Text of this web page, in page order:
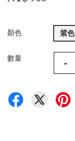
顏色 紫色
數量 -